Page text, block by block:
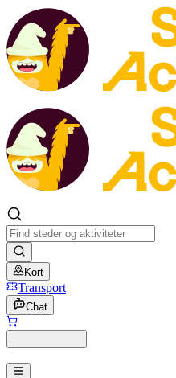
Kort
Transport
Chat